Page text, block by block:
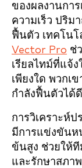
ของผลงานการ
ความเร็ว ปริม
ฟื้นตัว เทคโนโ
Vector Pro ช่
เรียลไทม์ที่แจ้
เพียงใด พวกเ
กำลังฟื้นตัวได้
การวิเคราะห์
มีการแข่งขันห
ข้นสูง ช่วยให้ที
และรักษาสภา